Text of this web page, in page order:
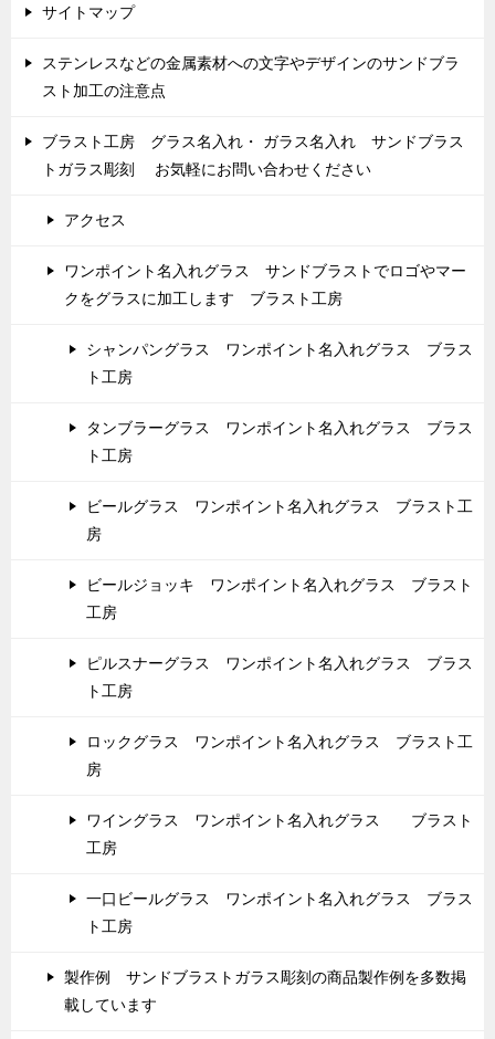
サイトマップ
ステンレスなどの金属素材への文字やデザインのサンドブラ
スト加工の注意点
ブラスト工房 グラス名入れ・ ガラス名入れ サンドブラス
トガラス彫刻 お気軽にお問い合わせください
アクセス
ワンポイント名入れグラス サンドブラストでロゴやマー
クをグラスに加工します ブラスト工房
シャンパングラス ワンポイント名入れグラス ブラス
ト工房
タンブラーグラス ワンポイント名入れグラス ブラス
ト工房
ビールグラス ワンポイント名入れグラス ブラスト工
房
ビールジョッキ ワンポイント名入れグラス ブラスト
工房
ピルスナーグラス ワンポイント名入れグラス ブラス
ト工房
ロックグラス ワンポイント名入れグラス ブラスト工
房
ワイングラス ワンポイント名入れグラス ブラスト
工房
一口ビールグラス ワンポイント名入れグラス ブラス
ト工房
製作例 サンドブラストガラス彫刻の商品製作例を多数掲
載しています